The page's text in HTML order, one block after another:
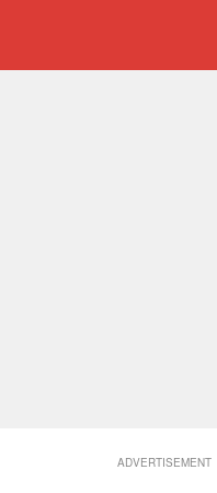
ADVERTISEMENT